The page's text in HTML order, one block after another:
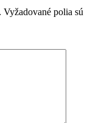
Vyžadované polia sú